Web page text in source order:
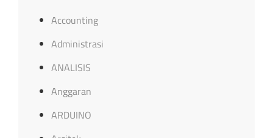
Accounting
Administrasi
ANALISIS
Anggaran
ARDUINO